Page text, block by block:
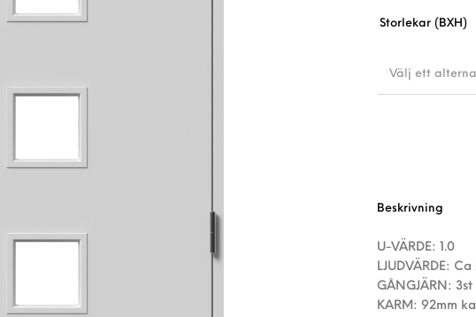
Storlekar (BXH)
Välj ett
Beskrivning
U-VÄRDE: 1.0
LJUDVÄRDE:
GÅNGJÄRN:
KARM: 92mm